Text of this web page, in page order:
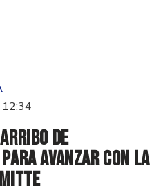
12:34
arribo de
avanzar con la